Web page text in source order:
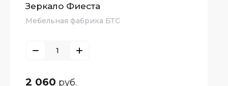
Зеркало Фиеста
Мебельная фабрика БТС
2 060 руб.